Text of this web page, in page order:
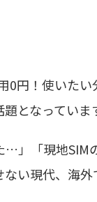
円！使いた
となっていま
」「現地SIM
い現代、海